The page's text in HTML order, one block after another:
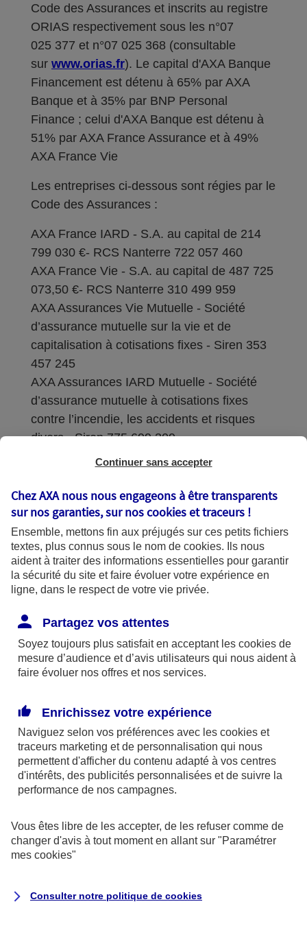
Code des Assurances et inscrits au registre
ORIAS respectivement sous les n°07
025 377 et n°07 025 368 (consultable
sur www.orias.fr). Le capital d'AXA Banque
Financement est détenu à 65% par AXA
Banque et à 35% par BNP Personal
Finance ; celui d'AXA Banque est détenu à
51% par AXA France Assurance et à 49%
AXA France Vie
Les entreprises ci-dessous sont régies par le
Code des Assurances :
AXA France IARD - S.A. au capital de 214
799 030 €- RCS Nanterre 722 057 460
AXA France Vie - S.A. au capital de 487 725
073,50 €- RCS Nanterre 310 499 959
AXA Assurances Vie Mutuelle - Société
d’assurance mutuelle sur la vie et de
capitalisation à cotisations fixes - Siren 353
457 245
AXA Assurances IARD Mutuelle - Société
d’assurance mutuelle à cotisations fixes
contre l’incendie, les accidents et risques
divers - Siren 775 699 309
Sièges sociaux : 313 Terrasses de l’Arche –
Coordonnées de l'Autorité de contrôle
prudentiel et de résolution (ACPR) : - 4
Place de Budapest - CS 92459 - 75436
Paris Cedex 09. Le détail des procédures de
recours et de réclamation et les
disponibles sur le site axa.fr.
AXA France IARD et AXA France Vie sont
mandataires exclusifs en opérations de
246 et n°13 005 764 (consultable
surwww.orias.fr)
AXA Assistance France Assurances,
S.A au capital de 51 429 430,40 €,
Siège social :
8-10, rue Paul Vaillant Couturier
Continuer sans accepter
Chez AXA nous nous engageons à être transparents
sur nos garanties, sur noscookies et traceurs !
Ensemble, mettons fin aux préjugés sur ces petits fichiers
textes, plus connus sous le nom de cookies. Ils nous
aident à traiter des informations essentielles pour garantir
la sécurité du site et faire évoluer votre expérience en
ligne, dans le respect de votre vie privée.
Partagez vos attentes
Soyez toujours plus satisfait en acceptant les cookies de
mesure d’audience et d’avis utilisateurs qui nous aident à
faire évoluer nos offres et nos services.
Enrichissez votre expérience
Naviguez selon vos préférences avec les cookies et
traceurs marketing et de personnalisation qui nous
permettent d'afficher du contenu adapté à vos centres
d'intérêts, des publicités personnalisées et de suivre la
performance de nos campagnes.
Vous êtes libre de les accepter, de les refuser comme de
changer d'avis à tout moment en allant sur "Paramétrer
mes cookies"
Consulter notre politique de cookies